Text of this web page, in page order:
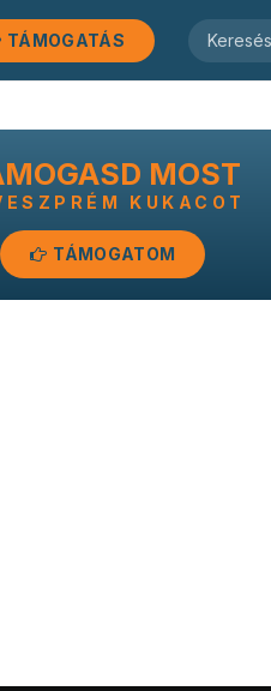
TÁMOGATÁS
MOST
KUKACOT
TÁMOGATOM